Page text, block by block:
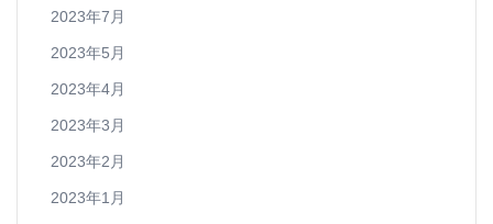
2023年7月
2023年5月
2023年4月
2023年3月
2023年2月
2023年1月